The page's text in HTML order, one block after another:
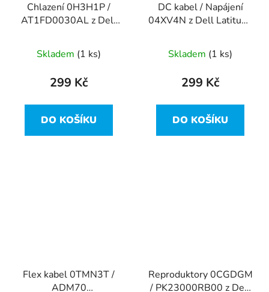
Chlazení 0H3H1P /
AT1FD0030AL z Dell
Skladem (1 ks)
299 Kč
DO KOŠÍKU
DC kabel / Napájení
04XV4N z Dell Latitude
Skladem (1 ks)
299 Kč
DO KOŠÍKU
Flex kabel 0TMN3T /
ADM70
Reproduktory 0CGDGM
/ PK23000RB00 z Dell